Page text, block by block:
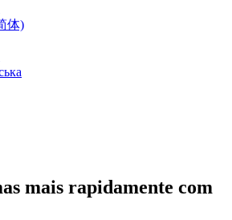
体)
mais rapidamente com